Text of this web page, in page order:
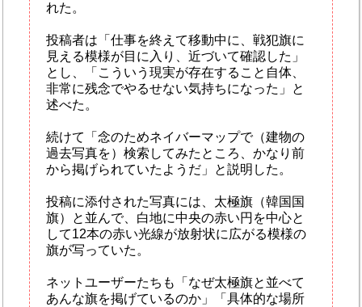
れた。
投稿者は「仕事を終えて移動中に、戦犯旗に
見える模様が目に入り、近づいて確認した」
とし、「こういう現実が存在すること自体、
非常に残念でやるせない気持ちになった」と
述べた。
続けて「念のためネイバーマップで（建物の
過去写真を）検索してみたところ、かなり前
から掲げられていたようだ」と説明した。
投稿に添付された写真には、太極旗（韓国国
旗）と並んで、白地に中央の赤い円を中心と
して12本の赤い光線が放射状に広がる模様の
旗が写っていた。
ネットユーザーたちも「なぜ太極旗と並べて
あんな旗を掲げているのか」「具体的な場所